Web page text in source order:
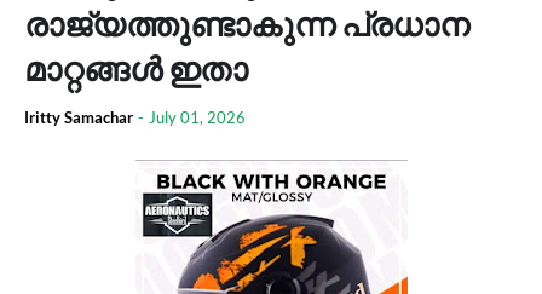
രാജ്യത്തുണ്ടാകുന്ന പ്രധാന
മാറ്റങ്ങൾ ഇതാ
Iritty Samachar - July 01, 2026